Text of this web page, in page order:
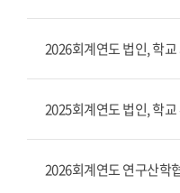
2026회계연도 법인, 학
2025회계연도 법인, 학
2026회계연도 연구산학